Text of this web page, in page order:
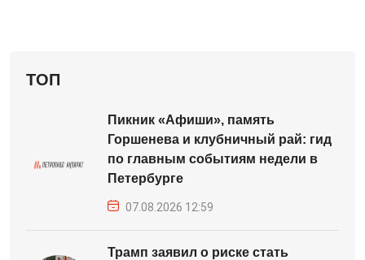
ТОП
Пикник «Афиши», память
Горшенева и клубничный рай: гид
по главным событиям недели в
Петербурге
07.08.2026 12:59
Трамп заявил о риске стать